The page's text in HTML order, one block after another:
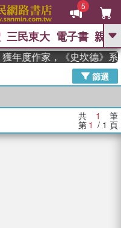
5
GO
The Odyssey 、
如果歷史是一群喵 、 暑期
台灣的李登輝時代 、 數學女
想
偉大的迷走神經
三民東大 電子書 親子
年度作家，《史坎德》系
篩選
共 1 筆
第 1 / 1 頁